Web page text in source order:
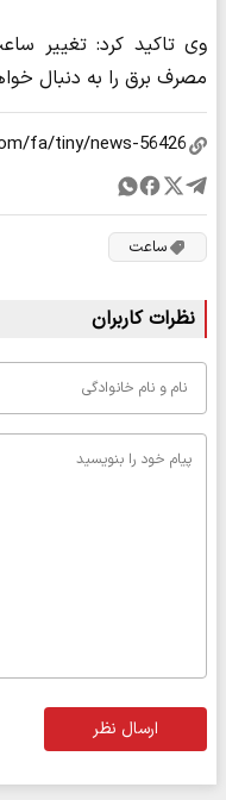
مصرف برق را به دنبال
ساعت
نظرات کاربران
ارسال نظر